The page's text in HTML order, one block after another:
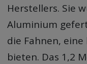
Herstellers. Sie
Aluminium
die Fahnen,
bieten. Das 1,2